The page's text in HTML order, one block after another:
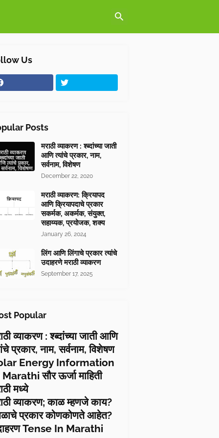
Us
Posts
मराठी व्याकरण : श्ब्दांच्या जाती
आणि त्यांचे प्रकार, नाम,
सर्वनाम, विशेषण
December 22, 2020
मराठी व्याकरण: क्रियापद
आणि क्रियापदाचे प्रकार
सकर्मक, अकर्मक, संयुक्त,
सहाय्यक, प्रयोजक, शक्य
January 26, 2024
लिंग आणि लिंगाचे प्रकार त्यांचे
उदाहरणे मराठी व्याकरण
September 17, 2025
Popular
व्याकरण : श्ब्दांच्या जाती आणि
प्रकार, नाम, सर्वनाम, विशेषण
Energy Information
सौर ऊर्जा माहिती
मध्ये
व्याकरण; काळ म्हणजे काय?
प्रकार कोणकोणते आहेत?
Tense In Marathi